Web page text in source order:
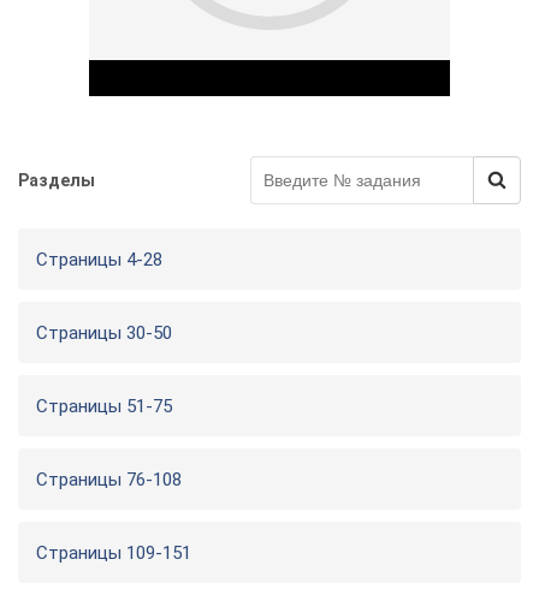
Разделы
Страницы 4-28
Страницы 30-50
Страницы 51-75
Страницы 76-108
Страницы 109-151